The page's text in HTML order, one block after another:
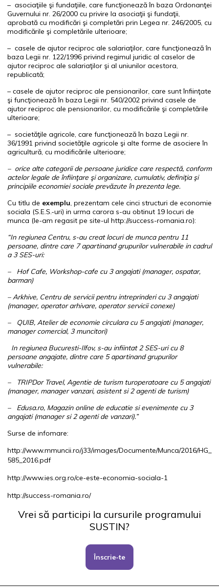
– asociaţiile şi fundaţiile, care funcţionează în baza Ordonanţei
Guvernului nr. 26/2000 cu privire la asociaţii şi fundaţii,
aprobată cu modificări şi completări prin Legea nr. 246/2005, cu
modificările şi completările ulterioare;
– casele de ajutor reciproc ale salariaţilor, care funcţionează în
baza Legii nr. 122/1996 privind regimul juridic al caselor de
ajutor reciproc ale salariaţilor şi al uniunilor acestora,
republicată;
– casele de ajutor reciproc ale pensionarilor, care sunt înfiinţate
şi funcţionează în baza Legii nr. 540/2002 privind casele de
ajutor reciproc ale pensionarilor, cu modificările şi completările
ulterioare;
– societăţile agricole, care funcţionează în baza Legii nr.
36/1991 privind societăţile agricole şi alte forme de asociere în
agricultură, cu modificările ulterioare;
– orice alte categorii de persoane juridice care respectă, conform
actelor legale de înfiinţare şi organizare, cumulativ, definiţia şi
principiile economiei sociale prevăzute în prezenta lege.
Cu titlu de exemplu, prezentam cele cinci structuri de economie
sociala (S.E.S.-uri) in urma carora s-au obtinut 19 locuri de
munca (le-am regasit pe site-ul http://success-romania.ro):
“In regiunea Centru, s-au creat locuri de munca pentru 11
persoane, dintre care 7 apartinand grupurilor vulnerabile in cadrul
a 3 SES-uri:
– Hof Cafe, Workshop-cafe cu 3 angajati (manager, ospatar,
barman)
– Arkhive, Centru de servicii pentru intreprinderi cu 3 angajati
(manager, operator arhivare, operator servicii conexe)
– QUIB, Atelier de economie circulara cu 5 angajati (manager,
manager comercial, 3 muncitori)
In regiunea Bucuresti-Ilfov, s-au infiintat 2 SES-uri cu 8
persoane angajate, dintre care 5 apartinand grupurilor
vulnerabile:
– TRIPDor Travel, Agentie de turism turoperatoare cu 5 angajati
(manager, manager vanzari, asistent si 2 agenti de turism)
– Edusa.ro, Magazin online de educatie si evenimente cu 3
angajati (manager si 2 agenti de vanzari).”
Surse de infomare:
http://www.mmuncii.ro/j33/images/Documente/Munca/2016/HG_
585_2016.pdf
http://www.ies.org.ro/ce-este-economia-sociala-1
http://success-romania.ro/
Vrei să participi la cursurile programului
SUSTIN?
Înscrie-te